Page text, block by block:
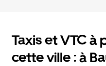
Taxis et VTC à
cette ville : à